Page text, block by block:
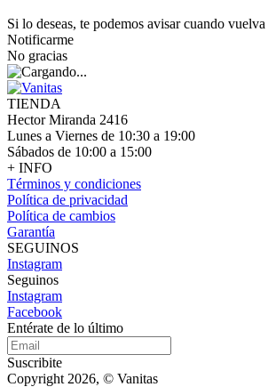
Si lo deseas, te podemos avisar cuando
Notificarme
No gracias
TIENDA
Hector Miranda 2416
Lunes a Viernes de 10:30 a 19:00
Sábados de 10:00 a 15:00
+ INFO
Términos y condiciones
Política de privacidad
Política de cambios
Garantía
SEGUINOS
Instagram
Seguinos
Instagram
Facebook
Entérate de lo último
Suscribite
Copyright 2026, © Vanitas